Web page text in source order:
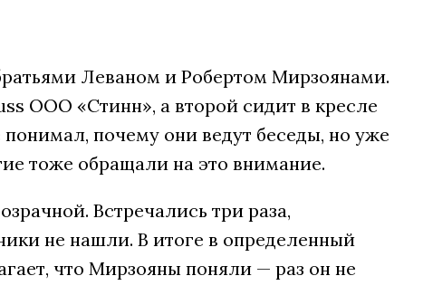
Леваном и Робертом Мирзоянами.
ООО «Стинн», а второй сидит в кресле
почему они ведут беседы, но уже
тоже обращали на это внимание.
Встречались три раза,
не нашли. В итоге в определенный
что Мирзояны поняли — раз он не